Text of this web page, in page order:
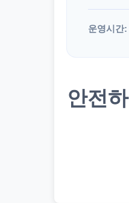
운영시간:
안전